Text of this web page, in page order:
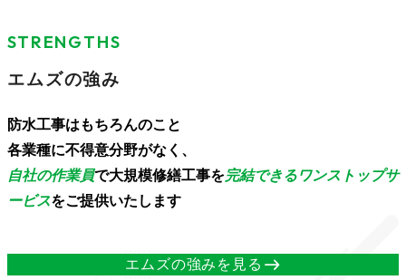
STRENGTHS
エムズの強み
防水工事はもちろんのこと
各業種に不得意分野がなく、
自社の作業員で大規模修繕工事を完結できるワンストップサ
ービスをご提供いたします
エムズの強みを見る east